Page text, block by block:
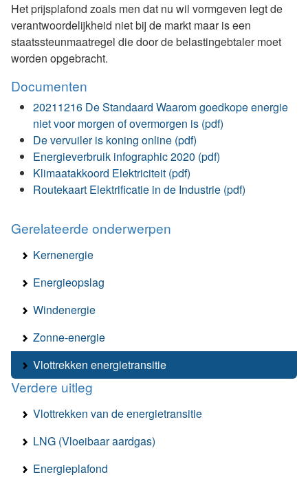
Het prijsplafond zoals men dat nu wil vormgeven legt de
verantwoordelijkheid niet bij de markt maar is een
staatssteunmaatregel die door de belastingebtaler moet
worden opgebracht.
Documenten
20211216 De Standaard Waarom goedkope energie
niet voor morgen of overmorgen is (pdf)
De vervuiler is koning online (pdf)
Energieverbruik infographic 2020 (pdf)
Klimaatakkoord Elektriciteit (pdf)
Routekaart Elektrificatie in de Industrie (pdf)
Gerelateerde onderwerpen
Kernenergie
Energieopslag
Windenergie
Zonne-energie
Vlottrekken energietransitie
Verdere uitleg
Vlottrekken van de energietransitie
LNG (Vloeibaar aardgas)
Energieplafond